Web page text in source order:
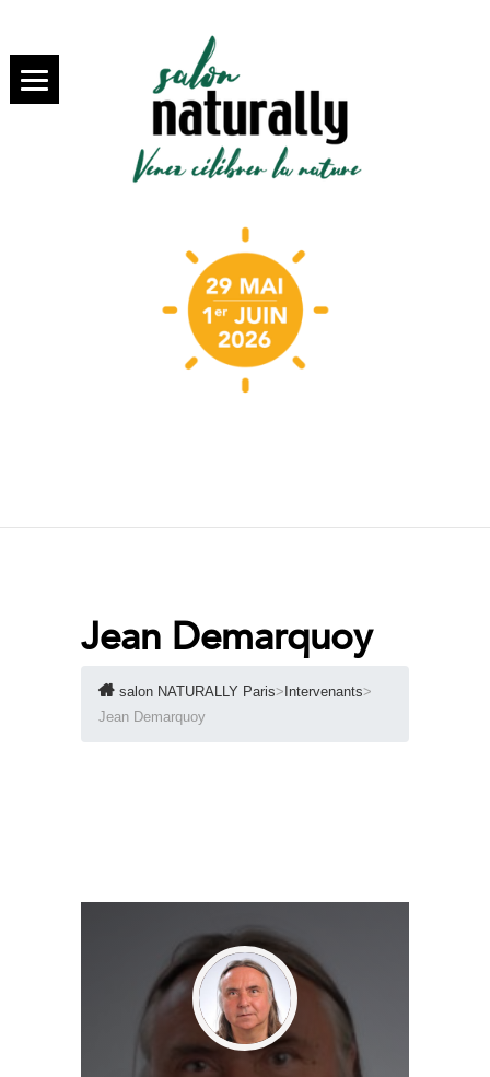
salon
NATURALLY
Paris
VENEZ SAVOURER LA BIO
Jean Demarquoy
salon NATURALLY Paris> Intervenants>
Jean Demarquoy